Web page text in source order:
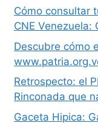
Cómo consultar
CNE Venezuela:
Descubre cómo
Retrospecto: el
Rinconada que
Gaceta Hipica: